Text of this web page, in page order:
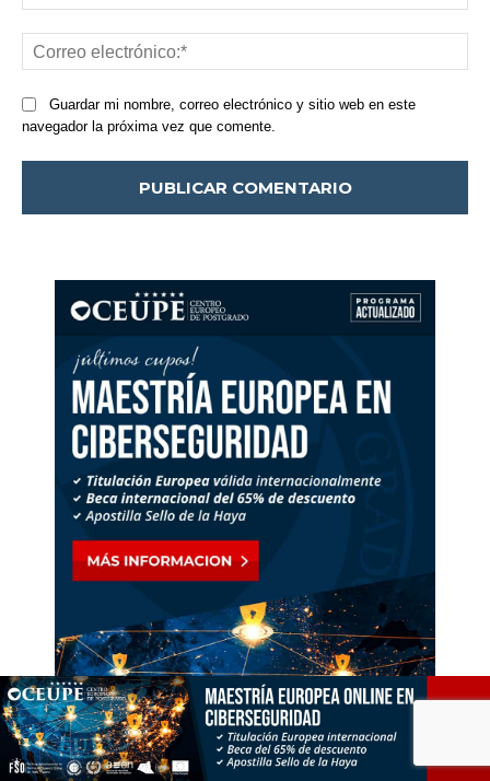
Guardar mi nombre, correo electrónico y sitio web en este
navegador la próxima vez que comente.